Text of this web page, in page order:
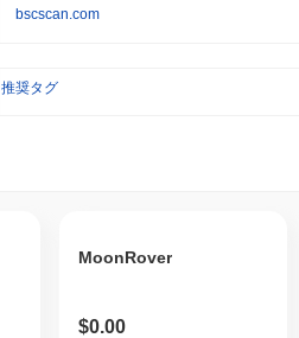
bscscan.com
推奨タグ
MoonRover
$0.00